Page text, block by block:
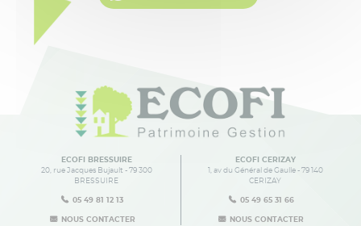
ECOFI BRESSUIRE
20, rue Jacques Bujault - 79 300
BRESSUIRE
05 49 81 12 13
NOUS CONTACTER
ECOFI CERIZAY
1, av du Général de Gaulle - 79 140
CERIZAY
05 49 65 31 66
NOUS CONTACTER